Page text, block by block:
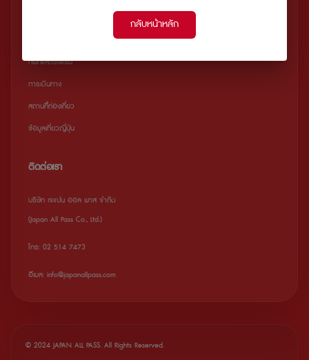
ที่พักและโรงแรม
การเดินทาง
สถานที่ืท่องเที่ยว
ข้อมูลเที่ยวญี่ปุ่น
ติดต่อเรา
บริษัท เจแปน ออล พาส จำกัด
(Japan All Pass Co., Ltd.)
โทร: 02 514 7473
อีเมล: info@japanallpass.com
© 2024 JAPAN ALL PASS. All Rights Reserved.
กลับหน้าหลัก